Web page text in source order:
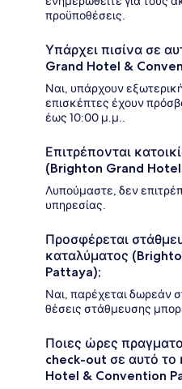
προϋποθέσεις.
Υπάρχει πισίνα σε
Grand Hotel &
Ναι, υπάρχουν εξωτερική
επισκέπτες έχουν
έως 10:00 μ.μ..
Επιτρέπονται
(Brighton Grand
Λυπούμαστε, δεν
υπηρεσίας.
Προσφέρεται
καταλύματος
Pattaya);
Ναι, παρέχεται δωρεάν
θέσεις στάθμευσης
Ποιες ώρες
check-out σε αυτό
Hotel & Convention